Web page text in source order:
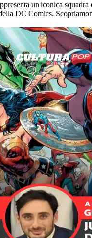
un'iconica squadra
DC Comics.